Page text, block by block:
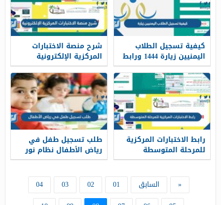
كيفية تسجيل الطلاب
اليمنيين زيارة 1444 ورابط
التسجيل
شرح منصة الاختبارات
المركزية الإلكترونية
وطريقة حل الإختبارات
المركزية 1443
رابط الاختبارات المركزية
للمرحلة المتوسطة
ekhtibar.moe.gov.sa
طلب تسجيل طفل في
رياض الأطفال نظام نور
1443
«
السابق 01
02
03
04